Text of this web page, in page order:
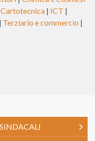
| ICT |
| Terziario e commercio |